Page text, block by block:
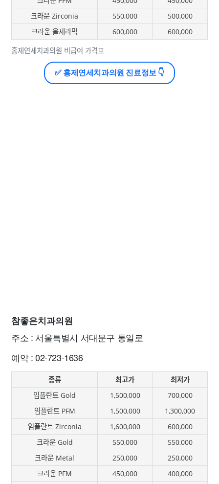
홍제연세치과의원 비급여 가격표
크라운 Zirconia
550,000
500,000
크라운 올세라믹
600,000 600,000
✅ 홍제연세치과의원 진료정보 👇
참좋은치과의원
주소 : 서울특별시 서대문구 통일로
예약 : 02-723-1636
종류 최고가
최저가
임플란트 Gold
1,500,000
700,000
임플란트 PFM
1,500,000
1,300,000
임플란트 Zirconia
1,600,000
600,000
크라운 Gold
550,000
550,000
크라운 Metal
250,000
250,000
크라운 PFM
450,000
400,000